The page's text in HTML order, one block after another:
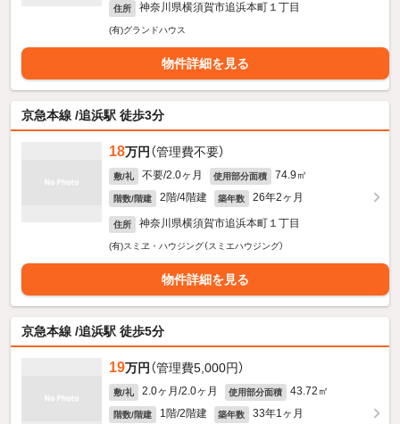
住所 神奈川県横須賀市追浜本町１丁目
(有)グランドハウス
物件詳細を見る
京急本線 /追浜駅 徒歩3分
18万円 （管理費不要）
敷/礼 不要/2.0ヶ月 使用部分面積 74.9㎡
階数/階建 2階/4階建 築年数 26年2ヶ月
住所 神奈川県横須賀市追浜本町１丁目
(有)スミヱ・ハウジング（スミエハウジング）
物件詳細を見る
京急本線 /追浜駅 徒歩5分
19万円 （管理費5,000円）
敷/礼 2.0ヶ月/2.0ヶ月 使用部分面積 43.72㎡
階数/階建 1階/2階建 築年数 33年1ヶ月